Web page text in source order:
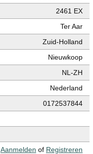
2461 EX
Ter Aar
Zuid-Holland
Nieuwkoop
NL-ZH
Nederland
0172537844
Aanmelden of Registreren